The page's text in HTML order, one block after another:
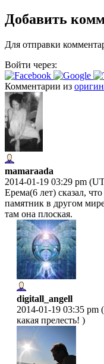
Добавить
Для отправки
Войти через:
Комментарии из
mamaraada
2014-01-19 03:29 pm
Ерема(6 лет) сказал,
памятник в другом
там она плоская.
digitall_angell
2014-01-19 03:35 pm
какая прелесть! )